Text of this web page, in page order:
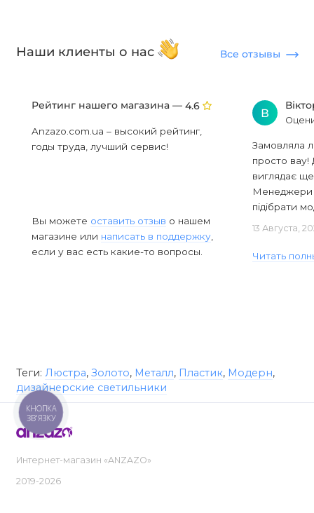
Наши клиенты о нас Все отзывы
Рейтинг нашего магазина — 4.6
Anzazo.com.ua – высокий рейтинг,
годы труда, лучший сервис!
Вы можете оставить отзыв о нашем
магазине или написать в поддержку
если у вас есть какие-то вопросы.
В
Замовляла
просто вау!
виглядає
Менеджери
підібрати
13 Августа,
Читать
Теги: Люстра, Золото, Металл, Пластик, Модерн,
дизайнерские светильники
Интернет-магазин «ANZAZO»
2019-2026
КНОПКА
ЗВ'ЯЗКУ